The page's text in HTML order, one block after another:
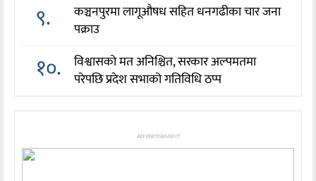
९.
कञ्चनपुरमा लागूऔषध सहित धनगढीका चार जना
पक्राउ
१०.
विश्वासको मत अनिश्चित, सरकार अल्पमतमा
परेपछि प्रदेश सभाको गतिविधि ठप्प
ADVERTISEMENT